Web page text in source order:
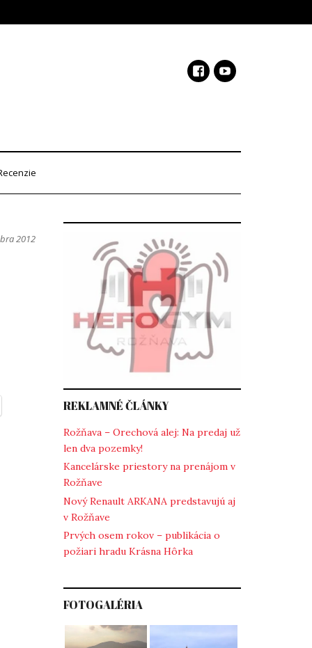
2012
REKLAMNÉ ČLÁNKY
Rožňava – Orechová alej: Na predaj už
len dva pozemky!
Kancelárske priestory na prenájom v
Rožňave
Nový Renault ARKANA predstavujú aj
v Rožňave
Prvých osem rokov – publikácia o
požiari hradu Krásna Hôrka
FOTOGALÉRIA